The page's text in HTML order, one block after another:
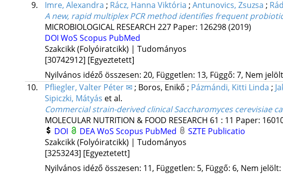
9.
Imre, Alexandra ; Rácz, Hanna Viktória ; Antunovics, Zsuzsa ;
A new, rapid multiplex PCR method identifies frequent
MICROBIOLOGICAL RESEARCH 227 Paper: 126298(2019)
DOI WoS Scopus PubMed
Szakcikk (Folyóiratcikk) | Tudományos
[30742912] [Egyeztetett]
Nyilvános idéző összesen: 20, Független: 13, Függő: 7, Nem
10.
Pfliegler, Valter Péter ✉; Boros, Enikő ; Pázmándi, Kitti Linda ;
Sipiczki, Mátyás et al.
Commercial strain-derived clinical Saccharomyces cerevisiae
MOLECULAR NUTRITION & FOOD RESEARCH 61 : 11 Paper:
DOI
DEAWoS Scopus PubMed
SZTE Publicatio
Szakcikk (Folyóiratcikk) | Tudományos
[3253243] [Egyeztetett]
Nyilvános idéző összesen: 11, Független: 5, Függő: 6, Nem jelölt: